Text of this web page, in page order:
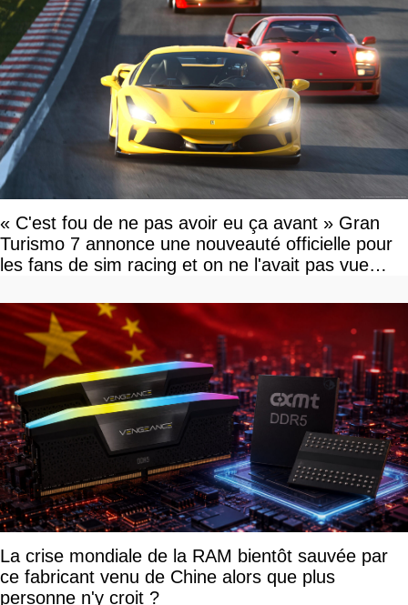
« C'est fou de ne pas avoir eu ça avant » Gran
Turismo 7 annonce une nouveauté officielle pour
les fans de sim racing et on ne l'avait pas vue
La crise mondiale de la RAM bientôt sauvée par
ce fabricant venu de Chine alors que plus
personne n'y croit ?